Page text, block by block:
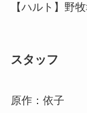
【ハルト】野
スタッフ
原作：依子